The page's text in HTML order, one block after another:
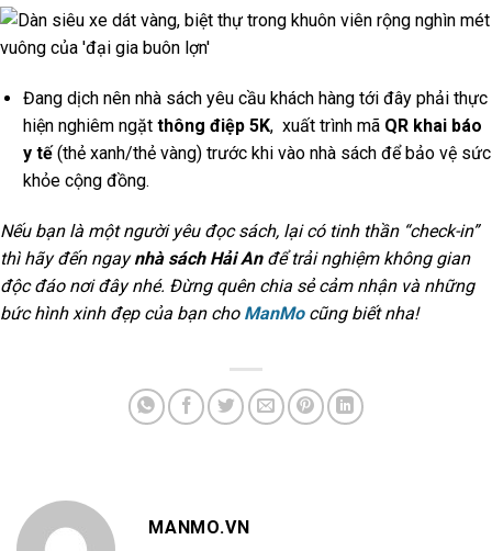
Đang dịch nên nhà sách yêu cầu khách hàng tới đây phải thực
hiện nghiêm ngặt thông điệp 5K, xuất trình mã QR khai báo
y tế(thẻ xanh/thẻ vàng) trước khi vào nhà sách để bảo vệ sức
khỏe cộng đồng.
Nếu bạn là một người yêu đọc sách, lại có tinh thần “check-in”
thì hãy đến ngaynhà sách Hải Anđể trải nghiệm không gian
độc đáo nơi đây nhé. Đừng quên chia sẻ cảm nhận và những
bức hình xinh đẹp của bạn cho ManMocũng biết nha!
MANMO.VN